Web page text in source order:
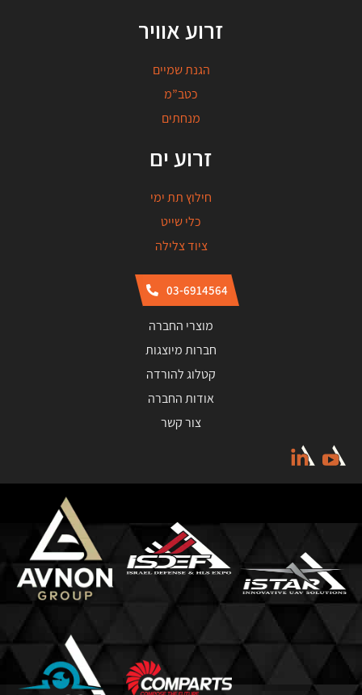
זרוע אוויר
הגנת שמיים
כטב”מ
מנחתים
זרוע ים
חילוץ תת ימי
כלי שייט
ציוד צלילה
03-6914564
מוצרי החברה
חברות מיוצגות
קטלוג להורדה
אודות החברה
צור קשר